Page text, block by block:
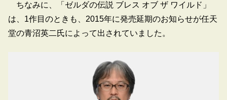
ちなみに、「ゼルダの伝説 ブレス オブ ザ ワイルド」
は、1作目のときも、2015年に発売延期のお知らせが任天
堂の青沼英二氏によって出されていました。